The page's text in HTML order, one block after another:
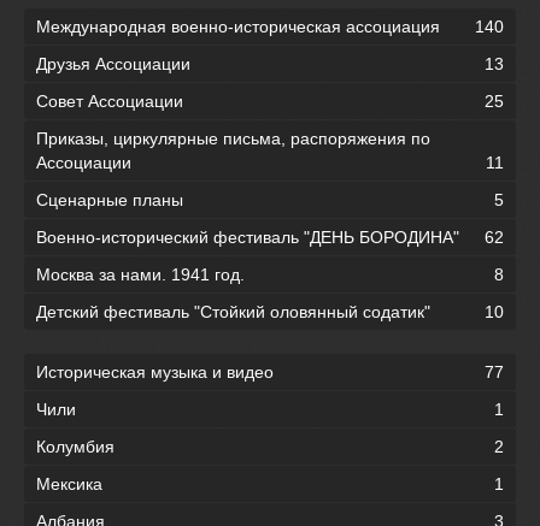
Международная военно-историческая ассоциация
140
Друзья Ассоциации
13
Совет Ассоциации
25
Приказы, циркулярные письма, распоряжения по
Ассоциации
11
Сценарные планы
5
Военно-исторический фестиваль "ДЕНЬ БОРОДИНА"
62
Москва за нами. 1941 год.
8
Детский фестиваль "Стойкий оловянный содатик"
10
Историческая музыка и видео
77
Чили
1
Колумбия
2
Мексика
1
Албания
3